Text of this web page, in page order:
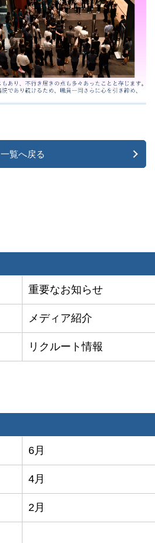
一覧へ戻る
重要なお知らせ
メディア紹介
リクルート情報
6月
4月
2月